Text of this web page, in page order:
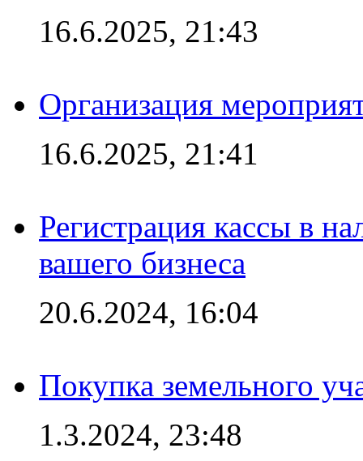
16.6.2025, 21:43
Организация
16.6.2025, 21:41
Регистрация кассы в
вашего бизнеса
20.6.2024, 16:04
Покупка земельного
1.3.2024, 23:48